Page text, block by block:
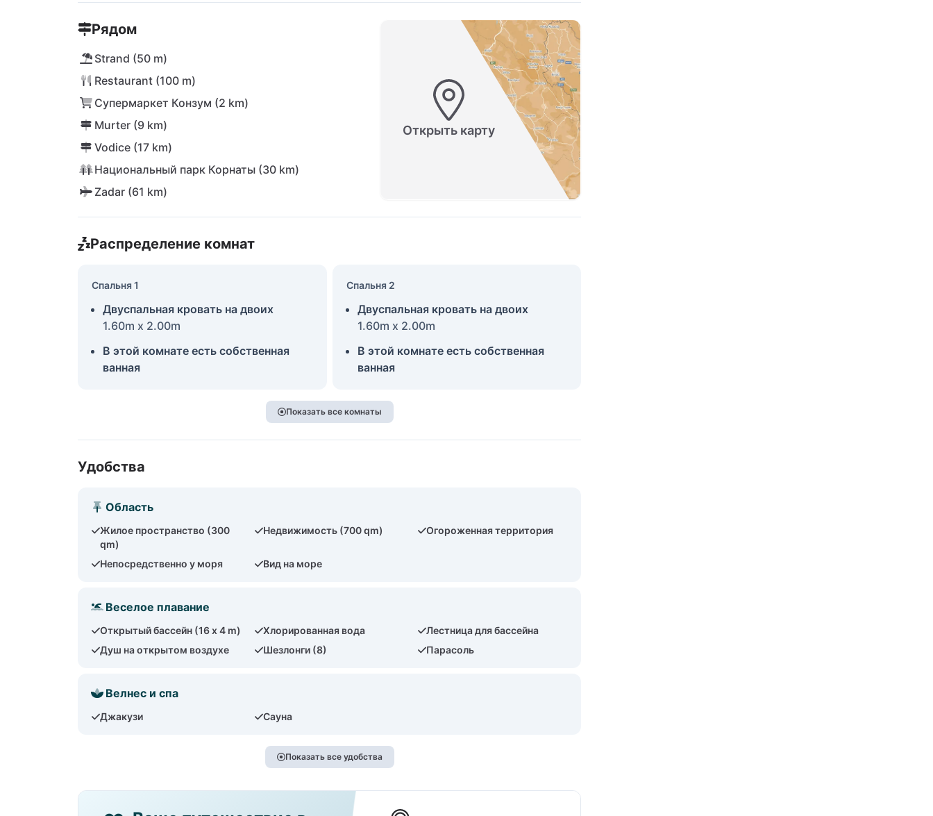
Рядом
Strand (50 m)
Restaurant (100 m)
Супермаркет Конзум (2 km)
Murter (9 km)
Vodice (17 km)
Национальный парк Корнаты (30 km)
Zadar (61 km)
Открыть карту
Распределение комнат
Спальня 1
Двуспальная кровать на двоих
1.60m x 2.00m
В этой комнате есть собственная
ванная
Спальня 2
Двуспальная кровать на двоих
1.60m x 2.00m
В этой комнате есть собственная
ванная
Показать все комнаты
Удобства
Область
Жилое пространство (300
qm)
Недвижимость (700 qm) Огороженная территория
Непосредственно у моря Вид на море
Веселое плавание
Открытый бассейн (16 x 4 m) Хлорированная вода
Лестница для бассейна
Душ на открытом воздухе
Шезлонги (8) Парасоль
Велнес и спа
Джакузи Сауна
Показать все удобства